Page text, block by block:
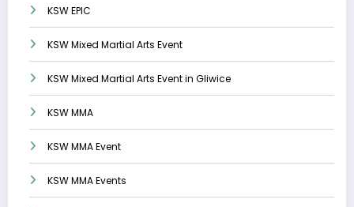
KSW EPIC
KSW Mixed Martial Arts Event
KSW Mixed Martial Arts Event in Gliwice
KSW MMA
KSW MMA Event
KSW MMA Events